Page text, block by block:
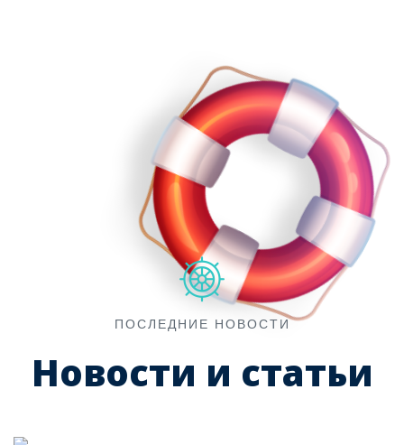
ПОСЛЕДНИЕ НОВОСТИ
Новости и статьи